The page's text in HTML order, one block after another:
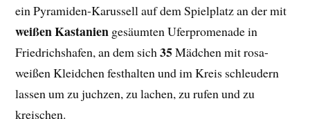
ein Pyramiden-Karussell auf dem Spielplatz an der mit
weißen Kastanien gesäumten Uferpromenade in
Friedrichshafen, an dem sich35Mädchen mit rosa-
weißen Kleidchen festhalten und im Kreis schleudern
lassen um zu juchzen, zu lachen, zu rufen und zu
kreischen.